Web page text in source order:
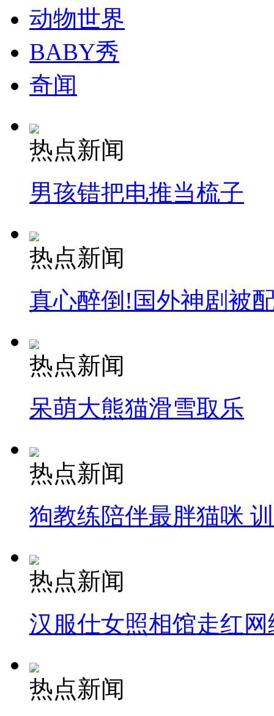
消防员救轻生者
司机酒驾遇交警 急速倒车逃窜
动物世界
BABY秀
奇闻
热点新闻
男孩错把电推当梳子
热点新闻
真心醉倒!国外神剧被
热点新闻
呆萌大熊猫滑雪取乐
热点新闻
狗教练陪伴最胖猫咪
热点新闻
汉服仕女照相馆走红网
热点新闻